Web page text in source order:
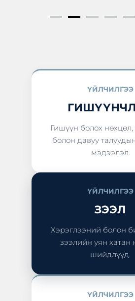
ҮЙЛЧИЛГЭЭ
Гишүүн болох нөхцөл,
болон давуу
мэдээлэл.
ҮЙЛЧИЛГЭЭ
ЗЭЭЛ
Хэрэглээний болон
зээлийн уян хатан
шийдлүүд.
ҮЙЛЧИЛГЭЭ